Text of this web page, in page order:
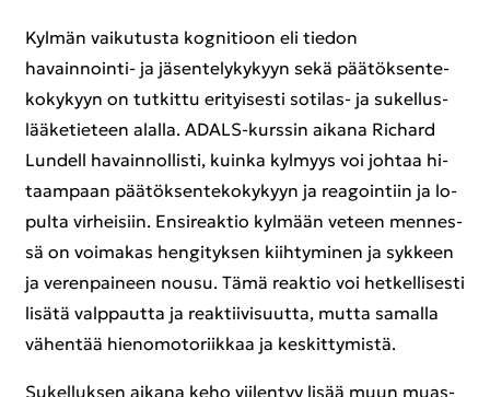
Kyl­män vai­ku­tus­ta kog­ni­tioon eli tie­don
havainnointi-​ ja jä­sen­te­ly­ky­kyyn sekä pää­tök­sen­te­
ko­ky­kyyn on tut­kit­tu eri­tyi­ses­ti sotilas-​ ja su­kel­lus­
lää­ke­tie­teen alal­la. ADALS-​kurssin ai­ka­na Ric­hard
Lun­dell ha­vain­nol­lis­ti, kuin­ka kyl­myys voi joh­taa hi­
taam­paan pää­tök­sen­te­ko­ky­kyyn ja rea­goin­tiin ja lo­
pul­ta vir­hei­siin. En­si­reak­tio kyl­mään ve­teen men­nes­
sä on voi­ma­kas hen­gi­tyk­sen kiih­ty­mi­nen ja syk­keen
ja ve­ren­pai­neen nousu. Tämä reak­tio voi het­kel­li­ses­ti
li­sä­tä valp­paut­ta ja reak­tii­vi­suut­ta, mutta sa­mal­la
vä­hen­tää hie­no­mo­to­riik­kaa ja kes­kit­ty­mis­tä.
Su­kel­luk­sen ai­ka­na keho vii­len­tyy lisää muun muas­